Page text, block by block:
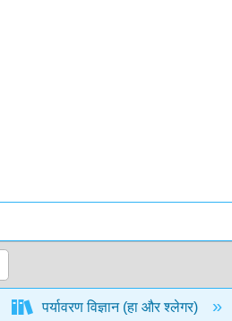
पर्यावरण विज्ञान (हा और श्लेगर)